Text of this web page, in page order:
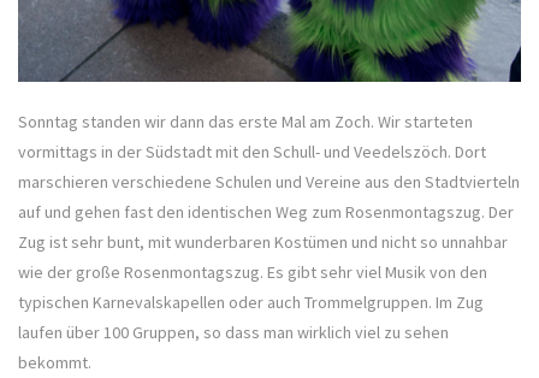
Sonntag standen wir dann das erste Mal am Zoch. Wir starteten
vormittags in der Südstadt mit den Schull- und Veedelszöch. Dort
marschieren verschiedene Schulen und Vereine aus den Stadtvierteln
auf und gehen fast den identischen Weg zum Rosenmontagszug. Der
Zug ist sehr bunt, mit wunderbaren Kostümen und nicht so unnahbar
wie der große Rosenmontagszug. Es gibt sehr viel Musik von den
typischen Karnevalskapellen oder auch Trommelgruppen. Im Zug
laufen über 100 Gruppen, so dass man wirklich viel zu sehen
bekommt.